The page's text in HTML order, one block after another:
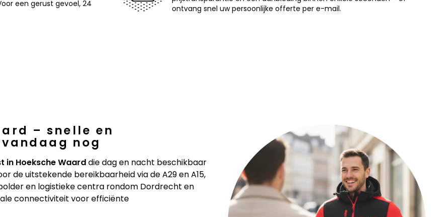
een gerust gevoel, 24
ontvang snel uw persoonlijke offerte per e-mail.
– snelle en
nog
in Hoeksche Waarddie dag en nacht beschikbaar
de uitstekende bereikbaarheid via de A29 en A15,
en logistieke centra rondom Dordrecht en
connectiviteit voor efficiënte